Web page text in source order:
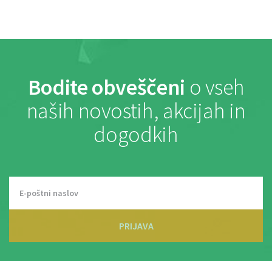
Bodite obveščeni o vseh
naših novostih, akcijah in
dogodkih
PRIJAVA